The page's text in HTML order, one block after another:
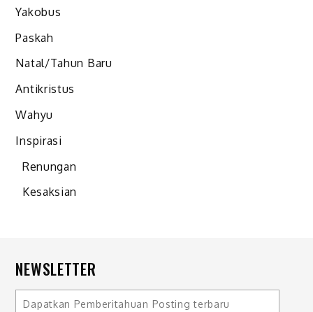
Yakobus
Paskah
Natal/Tahun Baru
Antikristus
Wahyu
Inspirasi
Renungan
Kesaksian
NEWSLETTER